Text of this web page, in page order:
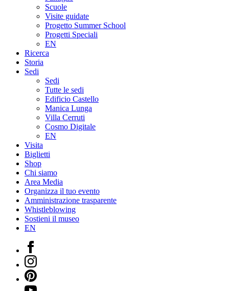
Scuole
Visite guidate
Progetto Summer School
Progetti Speciali
EN
Ricerca
Storia
Sedi
Sedi
Tutte le sedi
Edificio Castello
Manica Lunga
Villa Cerruti
Cosmo Digitale
EN
Visita
Biglietti
Shop
Chi siamo
Area Media
Organizza il tuo evento
Amministrazione trasparente
Whistleblowing
Sostieni il museo
EN
Facebook
Instagram
Pinterest
YouTube